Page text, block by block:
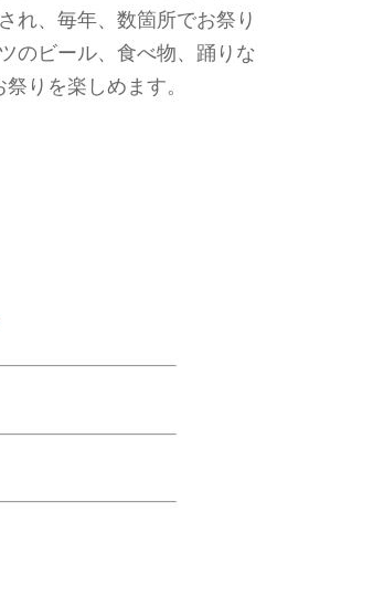
れ、毎年、数箇所でお祭り
のビール、食べ物、踊りな
りを楽しめます。